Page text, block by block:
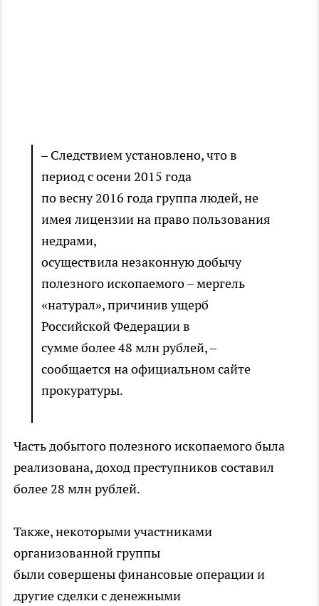
– Следствием установлено, что в
период с осени 2015 года
по весну 2016 года группа людей, не
имея лицензии на право пользования
недрами,
осуществила незаконную добычу
полезного ископаемого – мергель
«натурал», причинив ущерб
Российской Федерации в
сумме более 48 млн рублей, –
сообщается на официальном сайте
прокуратуры.
Часть добытого полезного ископаемого была
реализована, доход преступников составил
более 28 млн рублей.
Также, некоторыми участниками
организованной группы
были совершены финансовые операции и
другие сделки с денежными